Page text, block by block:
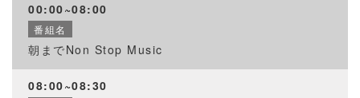
00:00~08:00
番組名
朝までNon Stop Music
08:00~08:30